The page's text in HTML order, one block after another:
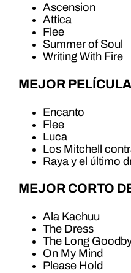
Ascension
Attica
Flee
Summer of Soul
Writing With Fire
MEJOR
Encanto
Flee
Luca
Los Mitchell
Raya y el último
MEJOR CORTO
Ala Kachuu
The Dress
The Long
On My Mind
Please Hold